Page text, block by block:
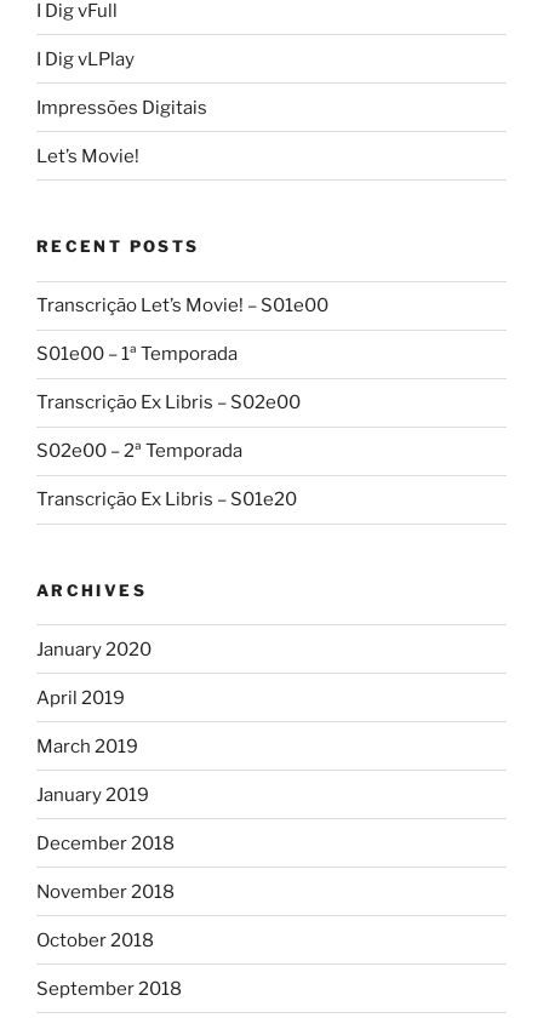
I Dig vFull
I Dig vLPlay
Impressões Digitais
Let’s Movie!
RECENT POSTS
Transcrição Let’s Movie! – S01e00
S01e00 – 1ª Temporada
Transcrição Ex Libris – S02e00
S02e00 – 2ª Temporada
Transcrição Ex Libris – S01e20
ARCHIVES
January 2020
April 2019
March 2019
January 2019
December 2018
November 2018
October 2018
September 2018